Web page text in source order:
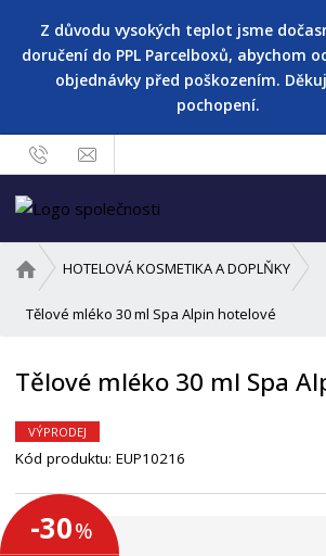
Z důvodu vysokých teplot jsme
doručení do PPL Parcelboxů, abychom
objednávky před poškozením.
pochopení.
v
o
í
t
r
n
a
HOTELOVÁ KOSMETIKA A DOPLŇKY
Tělové mléko 30 ml Spa Alpin hotelové
Tělové mléko 30 ml Spa
VÝPRODEJ
Kód produktu:EUP10216
-30%